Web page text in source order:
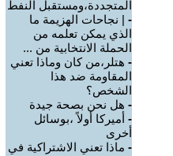
المتجددة،ومستقبل النفط
- | نجاحات الهزيمة ما
الذي يمكن تعلمه من
الحملة الانتخابية من ...
- هتلر،من كان وماذا تعني
المقاومة ضد هذا
الشخص؟
- هل نحن بصحة جيدة
- أميركا أولاً ،بوسائل
أخرى
- ماذا تعني الاشتراكية في